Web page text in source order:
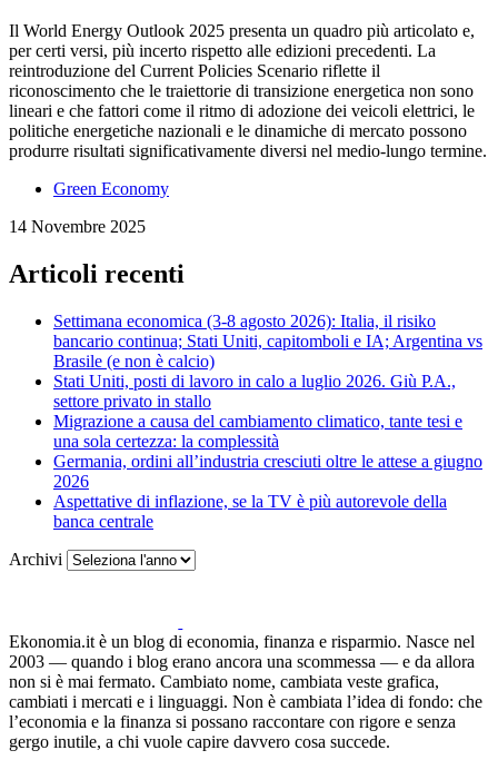
Il World Energy Outlook 2025 presenta un quadro più articolato e,
per certi versi, più incerto rispetto alle edizioni precedenti. La
reintroduzione del Current Policies Scenario riflette il
riconoscimento che le traiettorie di transizione energetica non sono
lineari e che fattori come il ritmo di adozione dei veicoli elettrici, le
politiche energetiche nazionali e le dinamiche di mercato possono
produrre risultati significativamente diversi nel medio-lungo termine.
Green Economy
14 Novembre 2025
Articoli recenti
Settimana economica (3-8 agosto 2026): Italia, il risiko
bancario continua; Stati Uniti, capitomboli e IA; Argentina vs
Brasile (e non è calcio)
Stati Uniti, posti di lavoro in calo a luglio 2026. Giù P.A.,
settore privato in stallo
Migrazione a causa del cambiamento climatico, tante tesi e
una sola certezza: la complessità
Germania, ordini all’industria cresciuti oltre le attese a giugno
2026
Aspettative di inflazione, se la TV è più autorevole della
banca centrale
Archivi
Ekonomia.it è un blog di economia, finanza e risparmio. Nasce nel
2003 — quando i blog erano ancora una scommessa — e da allora
non si è mai fermato. Cambiato nome, cambiata veste grafica,
cambiati i mercati e i linguaggi. Non è cambiata l’idea di fondo: che
l’economia e la finanza si possano raccontare con rigore e senza
gergo inutile, a chi vuole capire davvero cosa succede.